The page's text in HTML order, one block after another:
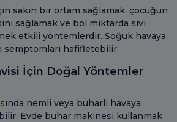
sakin bir ortam sağlamak, çocuğun
sağlamak ve bol miktarda sıvı
etkili yöntemlerdir. Soğuk havaya
semptomları hafifletebilir.
İçin Doğal Yöntemler
nemli veya buharlı havaya
Evde buhar makinesi kullanmak